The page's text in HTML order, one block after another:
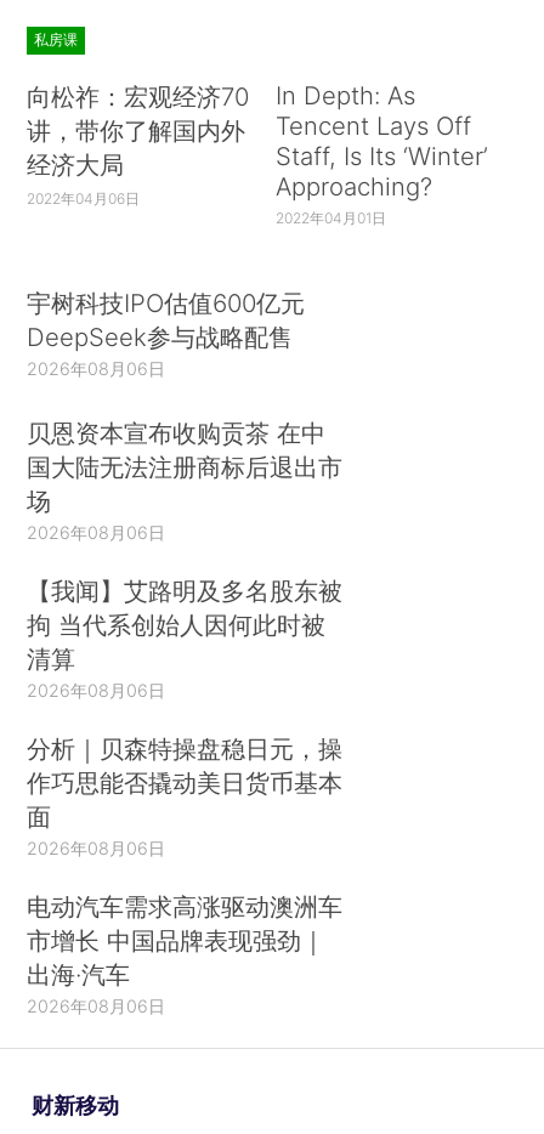
私房课
向松祚：宏观经济70
讲，带你了解国内外
经济大局
2022年04月06日
In Depth: As
Tencent Lays Off
Staff, Is Its ‘Winter’
Approaching?
2022年04月01日
宇树科技IPO估值600亿元
DeepSeek参与战略配售
2026年08月06日
贝恩资本宣布收购贡茶 在中
国大陆无法注册商标后退出市
场
2026年08月06日
【我闻】艾路明及多名股东被
拘 当代系创始人因何此时被
清算
2026年08月06日
分析｜贝森特操盘稳日元，操
作巧思能否撬动美日货币基本
面
2026年08月06日
电动汽车需求高涨驱动澳洲车
市增长 中国品牌表现强劲｜
出海·汽车
2026年08月06日
财新移动